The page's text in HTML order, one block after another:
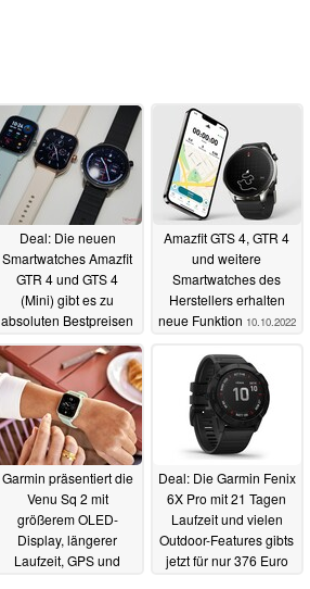
Deal: Die neuen
Smartwatches Amazfit
GTR 4 und GTS 4
(Mini) gibt es zu
absoluten Bestpreisen
27.10.2022
Amazfit GTS 4, GTR 4
und weitere
Smartwatches des
Herstellers erhalten
neue Funktion 10.10.2022
Garmin präsentiert die
Venu Sq 2 mit
größerem OLED-
Display, längerer
Laufzeit, GPS und
Deal: Die Garmin Fenix
6X Pro mit 21 Tagen
Laufzeit und vielen
Outdoor-Features gibts
jetzt für nur 376 Euro